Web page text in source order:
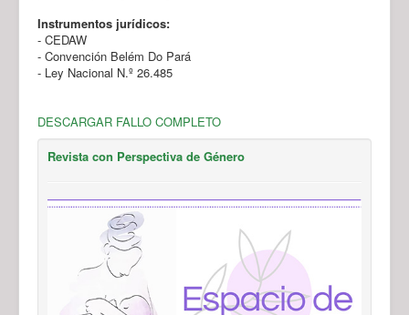
Instrumentos jurídicos:
- CEDAW
- Convención Belém Do Pará
- Ley Nacional N.º 26.485
DESCARGAR FALLO COMPLETO
Revista con Perspectiva de Género